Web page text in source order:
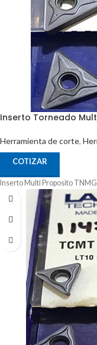
Inserto Torneado Multi
Herramienta de corte,
COTIZAR
Inserto Multi Proposito